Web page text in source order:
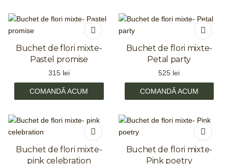
Buchet de flori mixte-
Pastel promise
315 lei
COMANDĂ ACUM
Buchet de flori mixte-
Petal party
525 lei
COMANDĂ ACUM
Buchet de flori mixte-
pink celebration
Buchet de flori mixte-
Pink poetry